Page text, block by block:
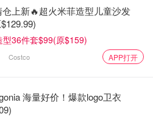
上新🔥超火米菲造型儿童沙发
型36件套$99(原$159)
Costco APP打开
海量好价！爆款logo卫衣